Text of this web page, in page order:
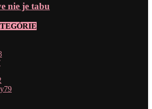
nie je tabu
79